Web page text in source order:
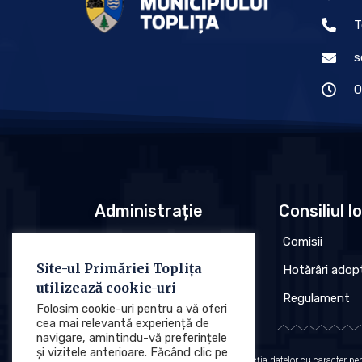
Administrație
Organigrama
Consiliul
Comisii
Hotărâri
Regulament
Site-ul Primăriei Toplița
utilizează cookie-uri
Folosim cookie-uri pentru a vă oferi
cea mai relevantă experiență de
navigare, amintindu-vă preferințele
și vizitele anterioare. Făcând clic pe